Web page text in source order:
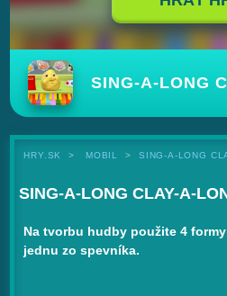
HRY.SK MOBIL SING-A-LONG
SING-A-LONG CLAY-A-
Na tvorbu hudby použite 4
jednu zo spevníka.